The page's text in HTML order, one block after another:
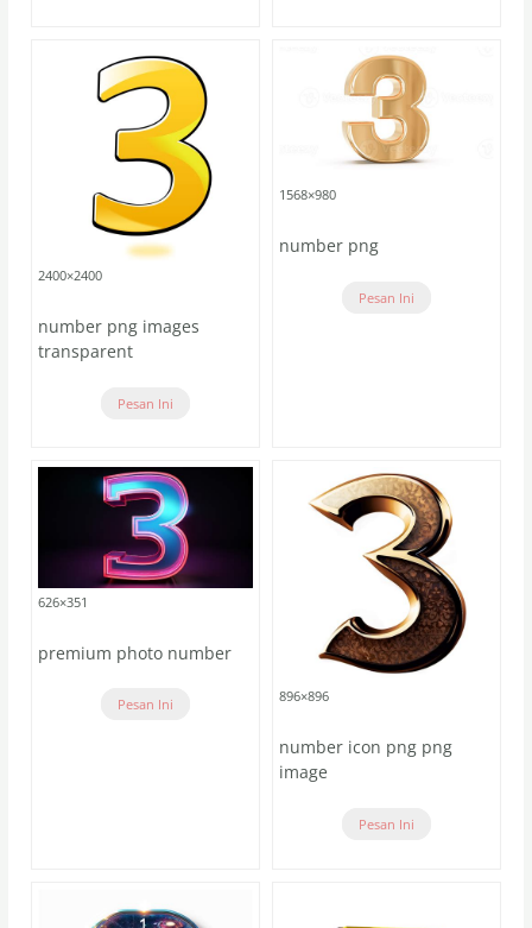
2400×2400
number png images
transparent
Pesan Ini
1568×980
number png
Pesan Ini
626×351
premium photo number
Pesan Ini 896×896
number icon png png
image
Pesan Ini